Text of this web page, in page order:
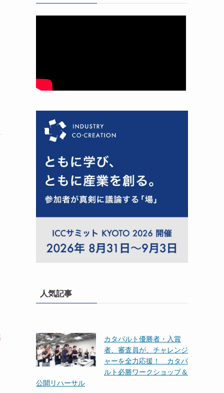
人気記事
カタパルト優勝者・入賞
者、審査員が、チャレンジ
ャーを全力応援！ カタパ
ルト必勝ワークショップ＆
公開リハーサル